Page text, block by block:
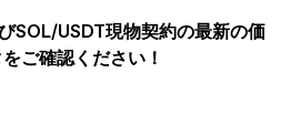
SOL/USDT現物契約の最新の価
ご確認ください！